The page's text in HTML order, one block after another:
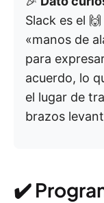
Slack es el
«manos de
para
acuerdo, lo
el lugar de
brazos
✔️